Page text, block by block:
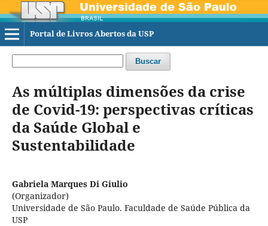
Portal de Livros Abertos da USP
Buscar
As múltiplas dimensões da crise
de Covid-19: perspectivas críticas
da Saúde Global e
Sustentabilidade
Gabriela Marques Di Giulio
(Organizador)
Universidade de São Paulo. Faculdade de Saúde Pública da
USP